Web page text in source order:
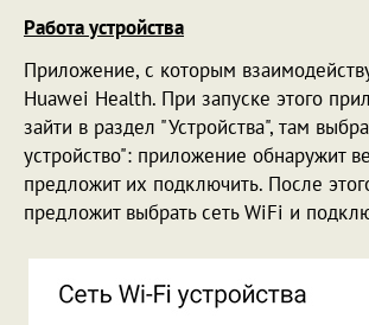
Работа устройства
Приложение, с которым
Huawei Health. При запуске этого
зайти в раздел "Устройства", там
устройство": приложение обнаружит
предложит их подключить. После
предложит выбрать сеть WiFi и